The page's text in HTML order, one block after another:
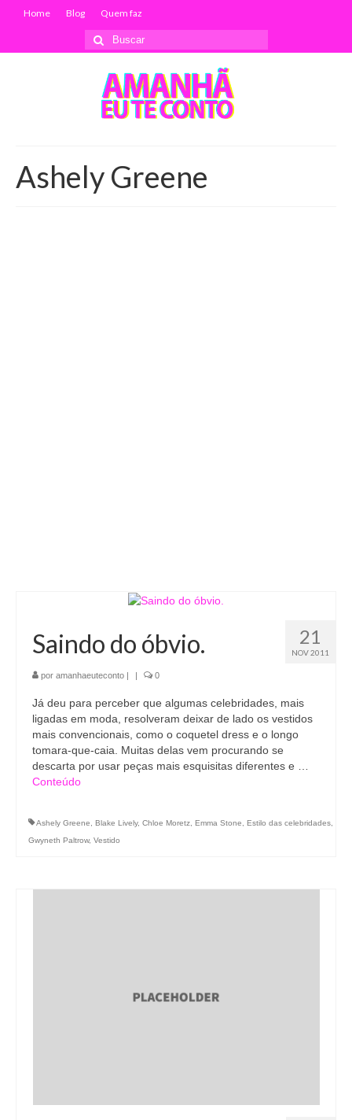
Home Blog Quem faz
Buscar
por:
Ashely Greene
21
NOV 2011
Saindo do óbvio.
por amanhaeuteconto | | 0
Já deu para perceber que algumas celebridades, mais
ligadas em moda, resolveram deixar de lado os vestidos
mais convencionais, como o coquetel dress e o longo
tomara-que-caia. Muitas delas vem procurando se
descarta por usar peças mais esquisitas diferentes e …
Conteúdo
Ashely Greene Blake Lively, Chloe Moretz Emma Stone Estilo das celebridades
Gwyneth Paltrow, Vestido